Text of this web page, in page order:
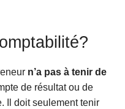
n’a pas à tenir de
de résultat ou de
Il doit seulement tenir